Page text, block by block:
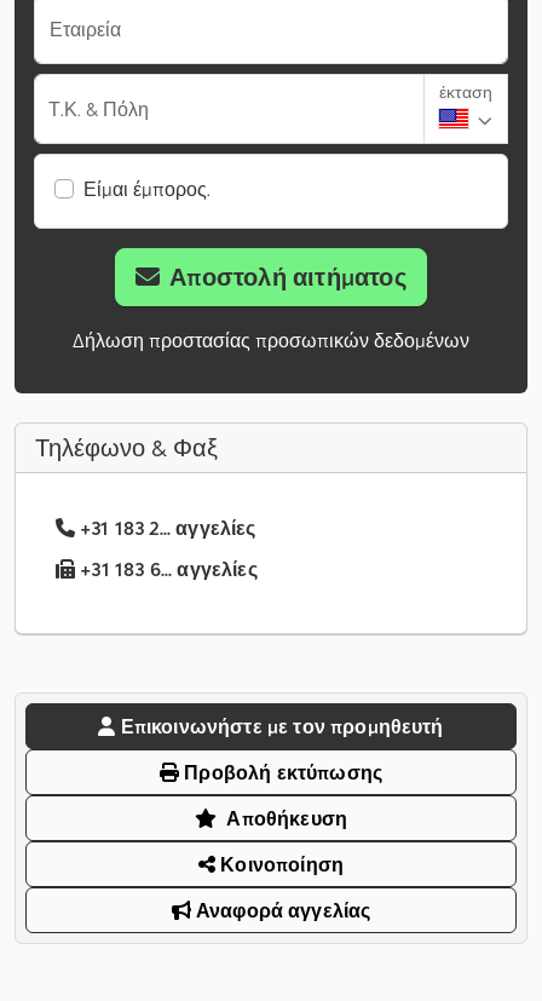
Εταιρεία
Τ.Κ. & Πόλη
έκταση
Είμαι έμπορος.
Αποστολή αιτήματος
Δήλωση προστασίας προσωπικών δεδομένων
Τηλέφωνο & Φαξ
+31 183 2... αγγελίες
+31 183 6... αγγελίες
Επικοινωνήστε με τον προμηθευτή
Προβολή εκτύπωσης
Αποθήκευση
Κοινοποίηση
Αναφορά αγγελίας